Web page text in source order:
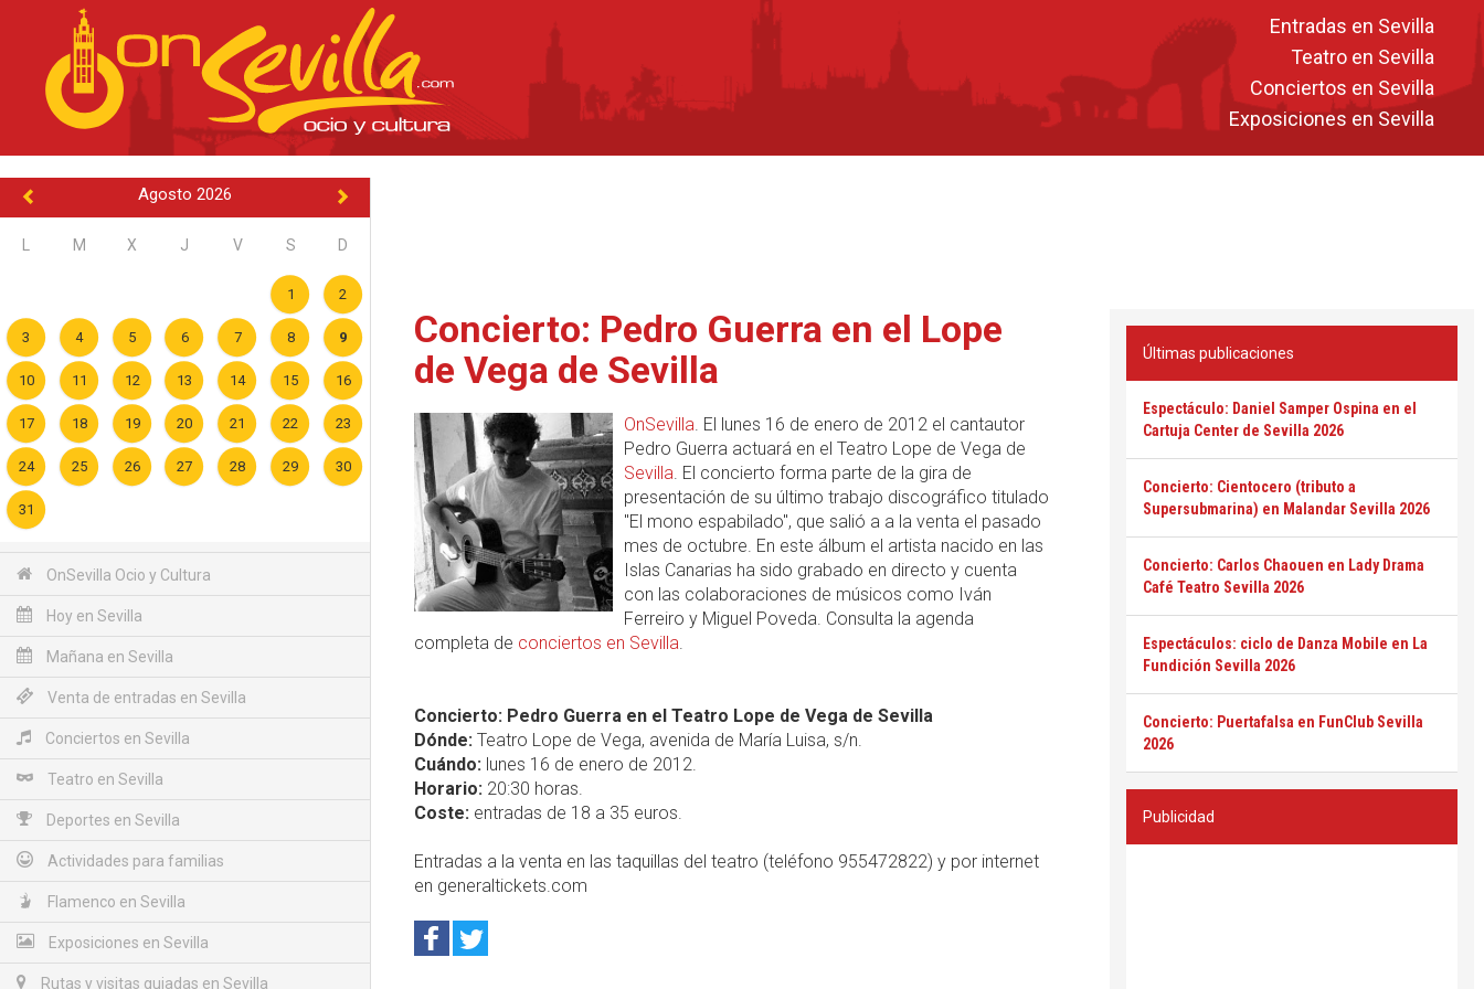
Entradas en Sevilla
Teatro en Sevilla
Conciertos en Sevilla
Exposiciones en Sevilla
Agosto 2026
M X J V S D
1 2
3 4 5 6 7 8 9
10 11 12 13 14 15 16
17 18 19 20 21 22 23
24 25 26 27 28 29 30
31
OnSevilla Ocio y Cultura
Hoy en Sevilla
Mañana en Sevilla
Venta de entradas en Sevilla
Conciertos en Sevilla
Teatro en Sevilla
Deportes en Sevilla
Actividades para familias
Flamenco en Sevilla
Exposiciones en Sevilla
Rutas y visitas guiadas en Sevilla
Concierto: Pedro Guerra en el Lope
de Vega de Sevilla
OnSevilla. El lunes 16 de enero de 2012 el cantautor
Pedro Guerra actuará en el Teatro Lope de Vega de
Sevilla. El concierto forma parte de la gira de
presentación de su último trabajo discográfico titulado
"El mono espabilado", que salió a a la venta el pasado
mes de octubre. En este álbum el artista nacido en las
Islas Canarias ha sido grabado en directo y cuenta
con las colaboraciones de músicos como Iván
Ferreiro y Miguel Poveda. Consulta la agenda
completa de conciertos en Sevilla.
Concierto: Pedro Guerra en el Teatro Lope de Vega de Sevilla
Dónde: Teatro Lope de Vega, avenida de María Luisa, s/n.
Cuándo: lunes 16 de enero de 2012.
Horario: 20:30 horas.
Coste: entradas de 18 a 35 euros.
Entradas a la venta en las taquillas del teatro (teléfono 955472822) y por internet
en generaltickets.com
Últimas publicaciones
Espectáculo: Daniel Samper Ospina en el
Cartuja Center de Sevilla 2026
Concierto: Cientocero (tributo a
Supersubmarina) en Malandar Sevilla 2026
Concierto: Carlos Chaouen en Lady Drama
Café Teatro Sevilla 2026
Espectáculos: ciclo de Danza Mobile en La
Fundición Sevilla 2026
Concierto: Puertafalsa en FunClub Sevilla
2026
Publicidad